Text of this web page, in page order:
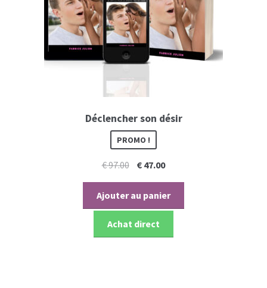
Déclencher son désir
PROMO !
€97.00 Le
initial
était :
€ 97.00.
€ 47.00Le
actuel
est :
Ajouter au panier
Achat direct